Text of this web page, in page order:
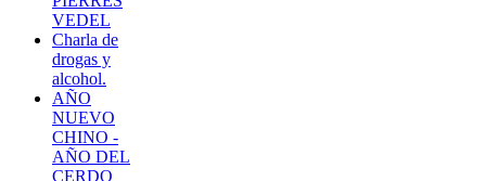
VEDEL
Charla de
drogas y
alcohol.
AÑO
NUEVO
CHINO -
AÑO DEL
CERDO